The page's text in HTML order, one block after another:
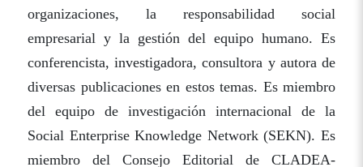
organizaciones, la responsabilidad social
empresarial y la gestión del equipo humano. Es
conferencista, investigadora, consultora y autora de
diversas publicaciones en estos temas. Es miembro
del equipo de investigación internacional de la
Social Enterprise Knowledge Network (SEKN). Es
miembro del Consejo Editorial de CLADEA-